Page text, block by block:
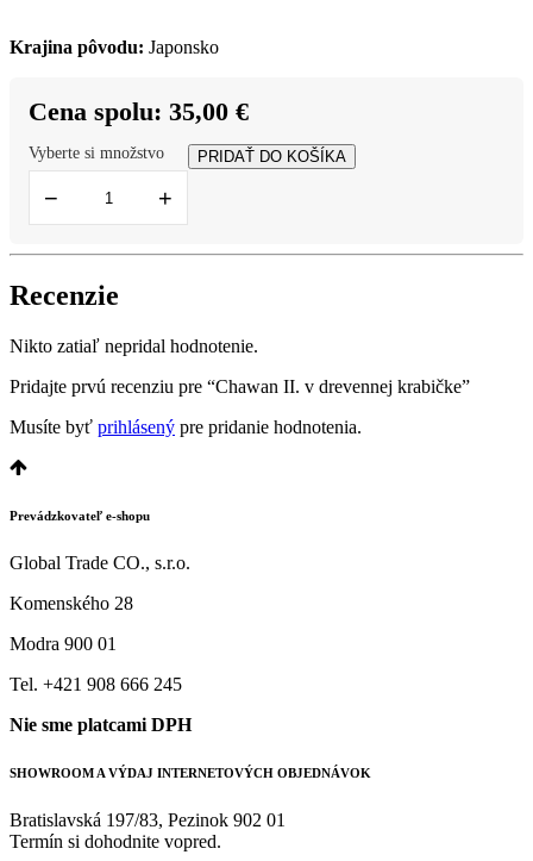
Krajina pôvodu: Japonsko
Cena spolu: 35,00 €
Vyberte si množstvo
− +
PRIDAŤ DO KOŠÍKA
Recenzie
Nikto zatiaľ nepridal hodnotenie.
Pridajte prvú recenziu pre “Chawan II. v drevennej krabičke”
Musíte byť prihlásený pre pridanie hodnotenia.
Prevádzkovateľ e-shopu
Global Trade CO., s.r.o.
Komenského 28
Modra 900 01
Tel. +421 908 666 245
Nie sme platcami DPH
SHOWROOM A VÝDAJ INTERNETOVÝCH OBJEDNÁVOK
Bratislavská 197/83, Pezinok 902 01
Termín si dohodnite vopred.